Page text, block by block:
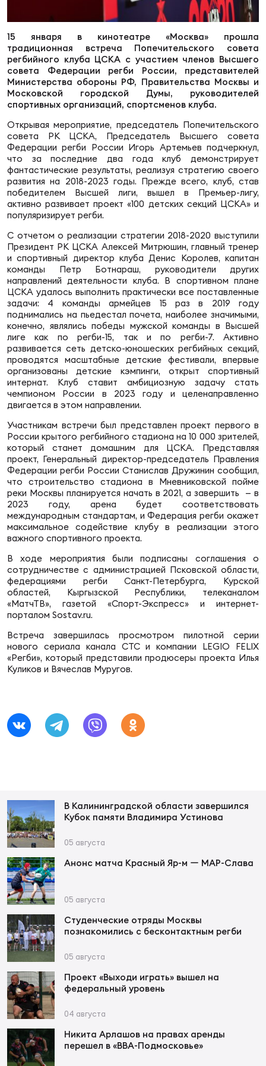
Регионы
Сборные
Антидопинг
Магазин
Контакты
15 января в кинотеатре «Москва» прошла
традиционная встреча Попечительского совета
регбийного клуба ЦСКА с участием членов Высшего
совета Федерации регби России, представителей
Министерства обороны РФ, Правительства Москвы и
Московской городской Думы, руководителей
спортивных организаций, спортсменов клуба.
Открывая мероприятие, председатель Попечительского
совета РК ЦСКА, Председатель Высшего совета
Федерации регби России Игорь Артемьев подчеркнул,
что за последние два года клуб демонстрирует
фантастические результаты, реализуя стратегию своего
развития на 2018-2023 годы. Прежде всего, клуб, став
победителем Высшей лиги, вышел в Премьер-лигу,
активно развивает проект «100 детских секций ЦСКА» и
популяризирует регби.
С отчетом о реализации стратегии 2018-2020 выступили
Президент РК ЦСКА Алексей Митрюшин, главный тренер
и спортивный директор клуба Денис Королев, капитан
команды Петр Ботнараш, руководители других
направлений деятельности клуба. В спортивном плане
ЦСКА удалось выполнить практически все поставленные
задачи: 4 команды армейцев 15 раз в 2019 году
поднимались на пьедестал почета, наиболее значимыми,
конечно, являлись победы мужской команды в Высшей
лиге как по регби-15, так и по регби-7. Активно
развивается сеть детско-юношеских регбийных секций,
проводятся масштабные детские фестивали, впервые
организованы детские кэмпинги, открыт спортивный
интернат. Клуб ставит амбициозную задачу стать
чемпионом России в 2023 году и целенаправленно
двигается в этом направлении.
Участникам встречи был представлен проект первого в
России крытого регбийного стадиона на 10 000 зрителей,
который станет домашним для ЦСКА. Представляя
проект, Генеральный директор-председатель Правления
Федерации регби России Станислав Дружинин сообщил,
что строительство стадиона в Мневниковской пойме
реки Москвы планируется начать в 2021, а завершить — в
2023 году, арена будет соответствовать
международным стандартам, и Федерация регби окажет
максимальное содействие клубу в реализации этого
важного спортивного проекта.
В ходе мероприятия были подписаны соглашения о
сотрудничестве с администрацией Псковской области,
федерациями регби Санкт-Петербурга, Курской
областей, Кыргызской Республики, телеканалом
«МатчТВ», газетой «Спорт-Экспресс» и интернет-
порталом Sostav.ru.
Встреча завершилась просмотром пилотной серии
нового сериала канала СТС и компании LEGIO FELIX
«Регби», который представили продюсеры проекта Илья
Куликов и Вячеслав Муругов.
В Калининградской области завершился
Кубок памяти Владимира Устинова
05 августа
Анонс матча Красный Яр-м ー МАР-Слава
05 августа
Студенческие отряды Москвы
познакомились с бесконтактным регби
05 августа
Проект «Выходи играть» вышел на
федеральный уровень
04 августа
Никита Арлашов на правах аренды
перешел в «ВВА-Подмосковье»
ОТПРАВИТЬ